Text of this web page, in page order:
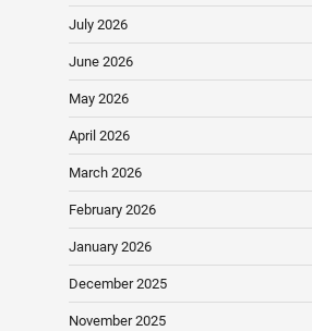
July 2026
June 2026
May 2026
April 2026
March 2026
February 2026
January 2026
December 2025
November 2025